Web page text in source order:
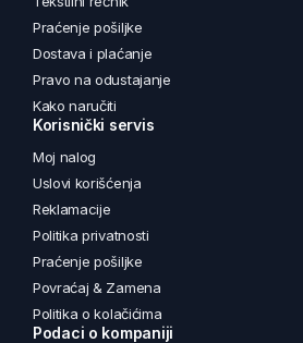
Praćenje pošiljke
Dostava i plaćanje
Pravo na odustajanje
Kako naručiti
Korisnički servis
Moj nalog
Uslovi korišćenja
Reklamacije
Politika privatnosti
Praćenje pošiljke
Povraćaj & Zamena
Politika o kolačićima
Podaci o kompaniji